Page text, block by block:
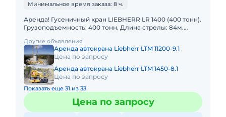
Минимальное время заказа: 8 ч.
Аренда! Гусеничный кран LIEBHERR LR 1400 (400 тонн).
Грузоподъемность: 400 тонн. Длина стрелы: 84м.
документ
Другие объявления
Аренда автокрана Liebherr LTM 11200-9.1
Цена по запросу
Аренда автокрана Liebherr LTM 1450-8.1
Цена по запросу
Показать еще 31 из 33
Цена по запросу